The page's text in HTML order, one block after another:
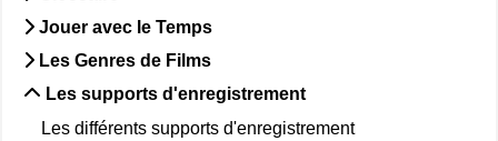
Jouer avec le Temps
Les Genres de Films
Les supports d'enregistrement
Les différents supports d'enregistrement